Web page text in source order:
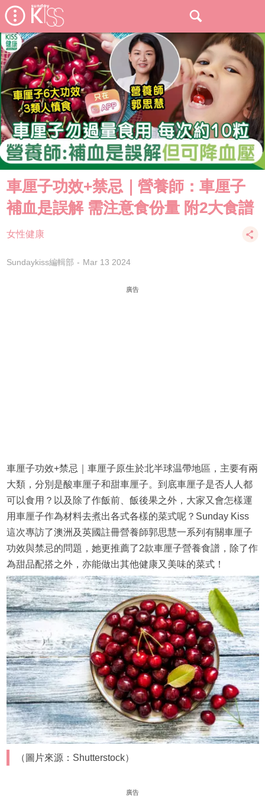
車厘子功效+禁忌｜營養師：車厘子
補血是誤解 需注意食份量 附2大食譜
女性健康
Sundaykiss編輯部 Mar 13 2024
廣告
車厘子功效+禁忌｜車厘子原生於北半球温帶地區，主要有兩
大類，分別是酸車厘子和甜車厘子。到底車厘子是否人人都
可以食用？以及除了作飯前、飯後果之外，大家又會怎樣運
用車厘子作為材料去煮出各式各樣的菜式呢？Sunday Kiss
這次專訪了澳洲及英國註冊營養師郭思慧一系列有關車厘子
功效與禁忌的問題，她更推薦了2款車厘子營養食譜，除了作
為甜品配搭之外，亦能做出其他健康又美味的菜式！
（圖片來源：Shutterstock）
廣告